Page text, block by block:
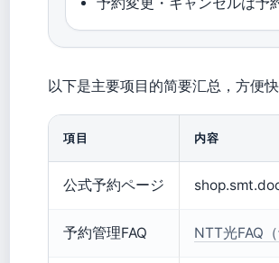
以下是主要项目的简要汇总，方便快
項目 内容
公式予約ページ
予約管理FAQ NTT光FAQ